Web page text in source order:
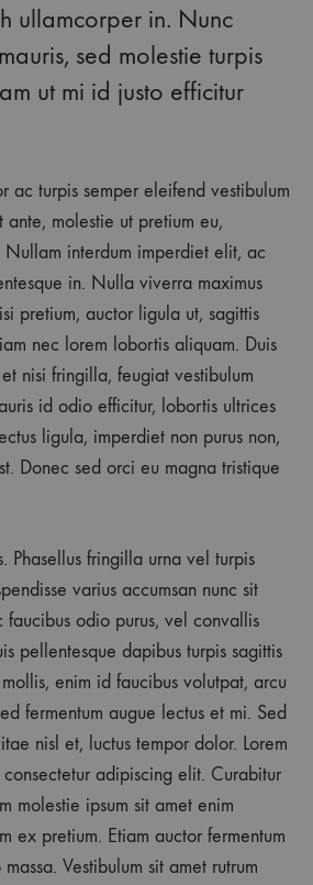
ullamcorper in. Nunc
sed molestie turpis
ut mi id justo efficitur
ac turpis semper eleifend vestibulum
ante, molestie ut pretium eu,
interdum imperdiet elit, ac
in. Nulla viverra maximus
pretium, auctor ligula ut, sagittis
nec lorem lobortis aliquam. Duis
nisi fringilla, feugiat vestibulum
id odio efficitur, lobortis ultrices
ligula, imperdiet non purus non,
Donec sed orci eu magna tristique
Phasellus fringilla urna vel turpis
varius accumsan nunc sit
faucibus odio purus, vel convallis
pellentesque dapibus turpis sagittis
enim id faucibus volutpat, arcu
fermentum augue lectus et mi. Sed
nisl et, luctus tempor dolor. Lorem
adipiscing elit. Curabitur
molestie ipsum sit amet enim
ex pretium. Etiam auctor fermentum
Vestibulum sit amet rutrum